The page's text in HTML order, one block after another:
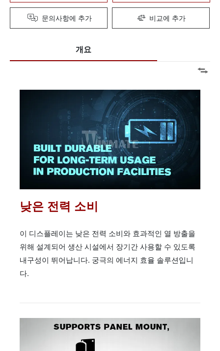
문의사항에 추가 비교에 추가
개요
낮은 전력 소비
이 디스플레이는 낮은 전력 소비와 효과적인 열 방출을
위해 설계되어 생산 시설에서 장기간 사용할 수 있도록
내구성이 뛰어납니다. 궁극의 에너지 효율 솔루션입니
다.